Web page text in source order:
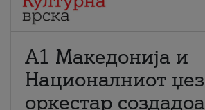
А1 Македонија и
Националниот џез
оркестар создадоа